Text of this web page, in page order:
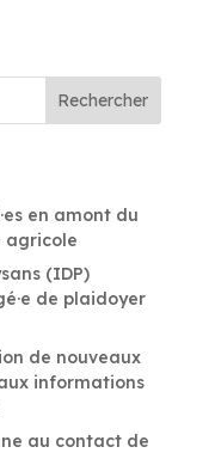
Rechercher
en amont du
agricole
(IDP)
de plaidoyer
de nouveaux
informations
au contact de